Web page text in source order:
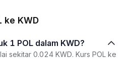
ke KWD
1 POL dalam KWD?
sekitar 0.024 KWD. Kurs POL ke